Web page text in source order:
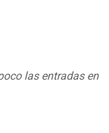
las entradas en